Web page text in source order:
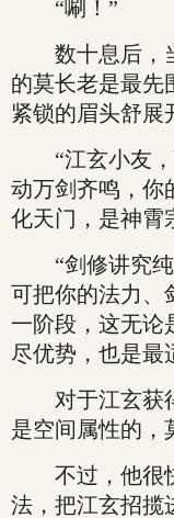
“唰！”
数十息后，当
的莫长老是最先
紧锁的眉头舒展
“江玄小友，
动万剑齐鸣，你
化天门，是神霄
“剑修讲究纯
可把你的法力、
一阶段，这无论
尽优势，也是
对于江玄获得
是空间属性的，
不过，他很快
法，把江玄招揽